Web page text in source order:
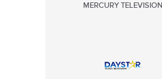
MERCURY TELEVISION